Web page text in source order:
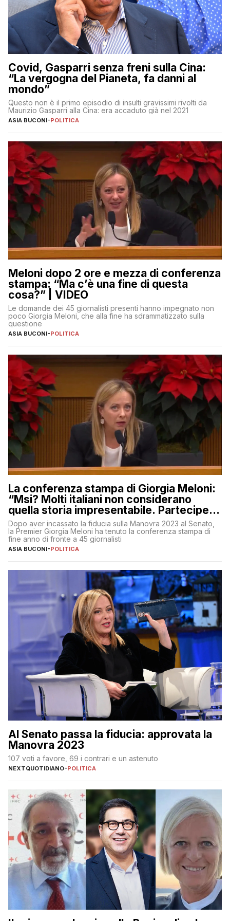
Covid, Gasparri senza freni sulla Cina:
“La vergogna del Pianeta, fa danni al
mondo”
Questo non è il primo episodio di insulti gravissimi rivolti da
Maurizio Gasparri alla Cina: era accaduto già nel 2021
ASIA BUCONI-POLITICA
Meloni dopo 2 ore e mezza di conferenza
stampa: “Ma c’è una fine di questa
cosa?” | VIDEO
Le domande dei 45 giornalisti presenti hanno impegnato non
poco Giorgia Meloni, che alla fine ha sdrammatizzato sulla
questione
ASIA BUCONI-POLITICA
La conferenza stampa di Giorgia Meloni:
“Msi? Molti italiani non considerano
quella storia impresentabile. Parteciperò
al 25 aprile”
Dopo aver incassato la fiducia sulla Manovra 2023 al Senato,
la Premier Giorgia Meloni ha tenuto la conferenza stampa di
fine anno di fronte a 45 giornalisti
ASIA BUCONI-POLITICA
Al Senato passa la fiducia: approvata la
Manovra 2023
107 voti a favore, 69 i contrari e un astenuto
NEXTQUOTIDIANO-POLITICA